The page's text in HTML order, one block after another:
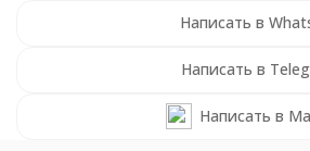
Написать в
Написать в
Написать в